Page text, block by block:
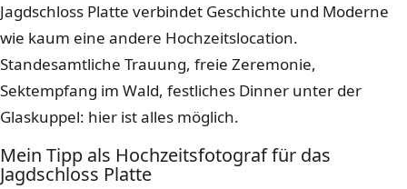
Jagdschloss Platte verbindet Geschichte und Moderne
wie kaum eine andere Hochzeitslocation.
Standesamtliche Trauung, freie Zeremonie,
Sektempfang im Wald, festliches Dinner unter der
Glaskuppel: hier ist alles möglich.
Mein Tipp als Hochzeitsfotograf für das
Jagdschloss Platte